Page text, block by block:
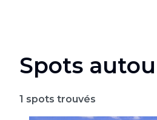
Spots
1 spots trouvés